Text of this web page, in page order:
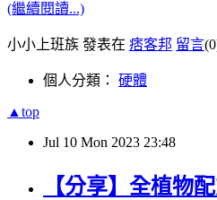
(繼續閱讀...)
小小上班族 發表在 痞客邦 留言
個人分類： 硬體
▲top
Jul 10 Mon 2023 23:48
【分享】全植物